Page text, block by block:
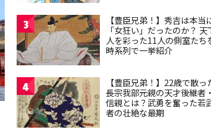
3
【豊臣兄弟！】秀吉は本当
「女狂い」だったのか？ 天
人を彩った11人の側室たち
時系列で一挙紹介
4
【豊臣兄弟！】22歳で散っ
長宗我部元親の天才後継者・
信親とは？武勇を奮った若
者の壮絶な最期